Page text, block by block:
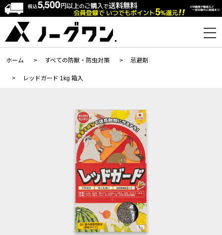
ホーム > すべての防獣・防虫対策 > 忌避剤
> レッドガード 1kg 箱入